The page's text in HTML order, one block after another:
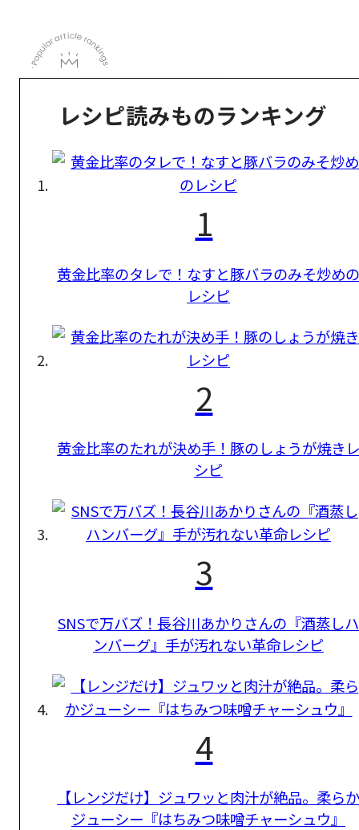
レシピ読みものランキング
1
黄金比率のタレで！なすと豚バラのみそ炒めの
レシピ
2
黄金比率のたれが決め手！豚のしょうが焼きレ
シピ
3
SNSで万バズ！長谷川あかりさんの『酒蒸しハ
ンバーグ』手が汚れない革命レシピ
4
【レンジだけ】ジュワッと肉汁が絶品。柔らか
ジューシー『はちみつ味噌チャーシュウ』